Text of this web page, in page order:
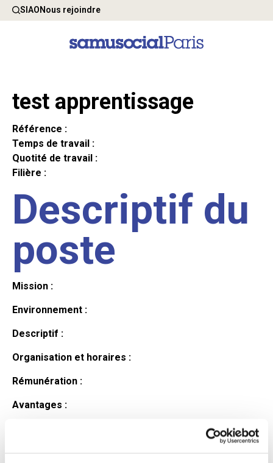
SIAONous rejoindre
test apprentissage
Référence :
Temps de travail :
Quotité de travail :
Filière :
Descriptif du
poste
Mission :
Environnement :
Descriptif :
Organisation et horaires :
Rémunération :
Avantages :